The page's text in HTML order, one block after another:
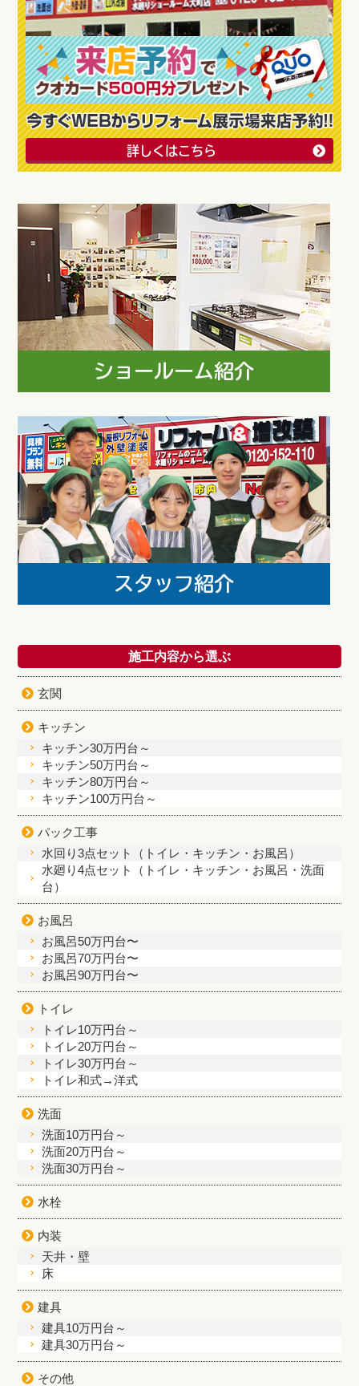
詳しくはこちら
施工内容から選ぶ
玄関
キッチン
キッチン30万円台～
キッチン50万円台～
キッチン80万円台～
キッチン100万円台～
パック工事
水回り3点セット（トイレ・キッチン・お風呂）
水廻り4点セット（トイレ・キッチン・お風呂・洗面
台）
お風呂
お風呂50万円台〜
お風呂70万円台〜
お風呂90万円台〜
トイレ
トイレ10万円台～
トイレ20万円台～
トイレ30万円台～
トイレ和式→洋式
洗面
洗面10万円台～
洗面20万円台～
洗面30万円台～
水栓
内装
天井・壁
床
建具
建具10万円台～
建具30万円台～
その他